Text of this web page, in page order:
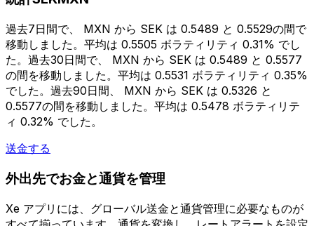
過去7日間で、 MXN から SEK は 0.5489 と 0.5529の間で
移動しました。平均は 0.5505 ボラティリティ 0.31% でし
た。過去30日間で、 MXN から SEK は 0.5489 と 0.5577
の間を移動しました。平均は 0.5531 ボラティリティ 0.35%
でした。過去90日間、 MXN から SEK は 0.5326 と
0.5577の間を移動しました。平均は 0.5478 ボラティリテ
ィ 0.32% でした。
送金する
外出先でお金と通貨を管理
Xe アプリには、グローバル送金と通貨管理に必要なものが